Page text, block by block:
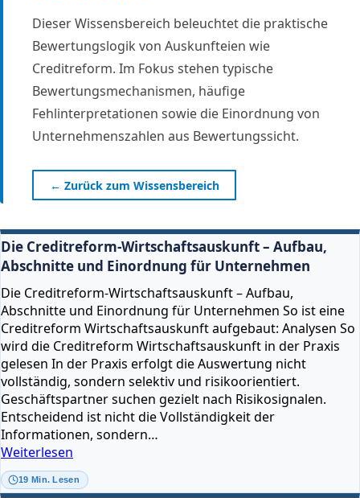
Dieser Wissensbereich beleuchtet die praktische
Bewertungslogik von Auskunfteien wie
Creditreform. Im Fokus stehen typische
Bewertungsmechanismen, häufige
Fehlinterpretationen sowie die Einordnung von
Unternehmenszahlen aus Bewertungssicht.
← Zurück zum Wissensbereich
Die Creditreform-Wirtschaftsauskunft – Aufbau,
Abschnitte und Einordnung für Unternehmen
Die Creditreform-Wirtschaftsauskunft – Aufbau,
Abschnitte und Einordnung für Unternehmen So ist eine
Creditreform Wirtschaftsauskunft aufgebaut: Analysen So
wird die Creditreform Wirtschaftsauskunft in der Praxis
gelesen In der Praxis erfolgt die Auswertung nicht
vollständig, sondern selektiv und risikoorientiert.
Geschäftspartner suchen gezielt nach Risikosignalen.
Entscheidend ist nicht die Vollständigkeit der
Informationen, sondern…
Weiterlesen
Creditreform-
Wirtschaftsauskunft
19 Min. Lesen